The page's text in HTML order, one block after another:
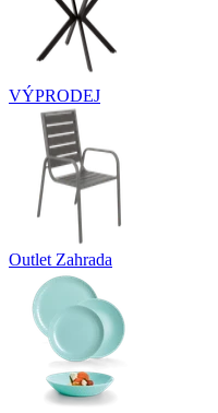
VÝPRODEJ
Outlet Zahrada